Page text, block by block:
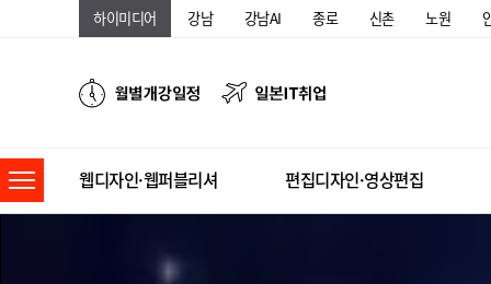
하이미디어 강남 강남AI 종로 신촌 노원
웹디자인·웹퍼블리셔 편집디자인·영상편집